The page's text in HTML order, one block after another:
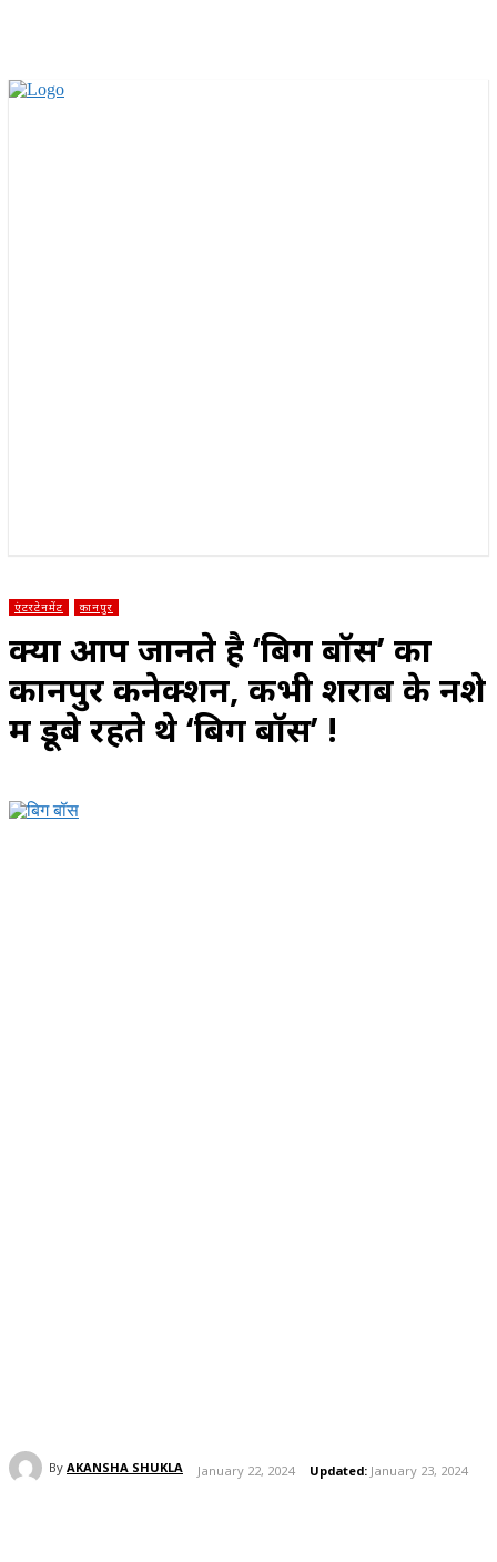
एंटरटेनमेंट कानपुर
क्या आप जानते है ‘बिग बॉस’ का
कानपुर कनेक्शन, कभी शराब के नशे
में डूबे रहते थे ‘बिग बॉस’ !
By AKANSHA SHUKLA January 22, 2024 Updated: January 23, 2024